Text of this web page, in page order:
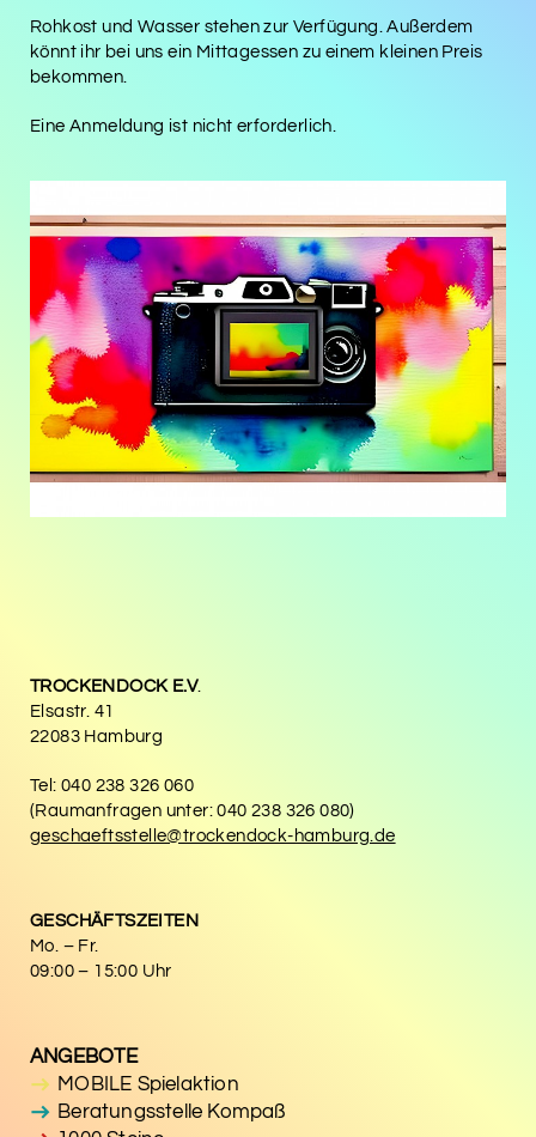
Rohkost und Wasser stehen zur Verfügung. Außerdem
könnt ihr bei uns ein Mittagessen zu einem kleinen Preis
bekommen.
Eine Anmeldung ist nicht erforderlich.
TROCKENDOCK E.V.
Elsastr. 41
22083 Hamburg
Tel: 040 238 326 060
(Raumanfragen unter: 040 238 326 080)
geschaeftsstelle@trockendock-hamburg.de
GESCHÄFTSZEITEN
Mo. – Fr.
09:00 – 15:00 Uhr
ANGEBOTE
MOBILE Spielaktion
Beratungsstelle Kompaß